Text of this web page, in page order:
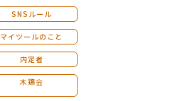
SNSルール
マイツールのこと
内定者
木鶏会